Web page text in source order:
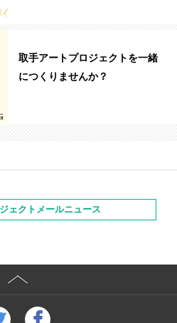
取手アートプロジェクトを一緒
につくりませんか？
ェクトメールニュース